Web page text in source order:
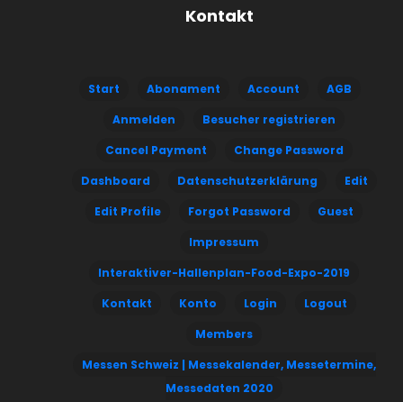
Kontakt
Start Abonament Account
AGB
Anmelden
Besucher registrieren
Cancel Payment
Change Password
Dashboard
Datenschutzerklärung
Edit
Edit Profile
Forgot Password
Guest
Impressum
Interaktiver-Hallenplan-Food-Expo-2019
Kontakt
Konto Login
Logout
Members
Messen Schweiz | Messekalender, Messetermine,
Messedaten 2020